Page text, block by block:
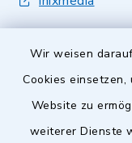
Wir weisen
Cookies
Website zu
weiterer Dienste